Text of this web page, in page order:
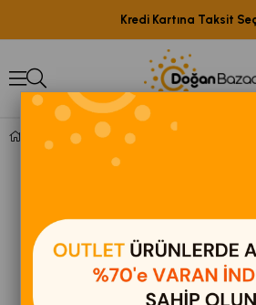
Kredi Kartına Taksit
Vipas VİPAS LOWELL ÇAMAŞIR